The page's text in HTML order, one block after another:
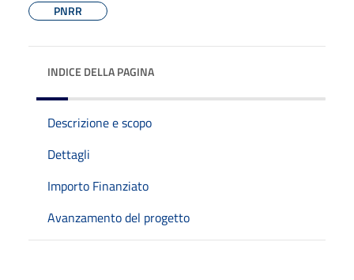
PNRR
INDICE DELLA PAGINA
Descrizione e scopo
Dettagli
Importo Finanziato
Avanzamento del progetto